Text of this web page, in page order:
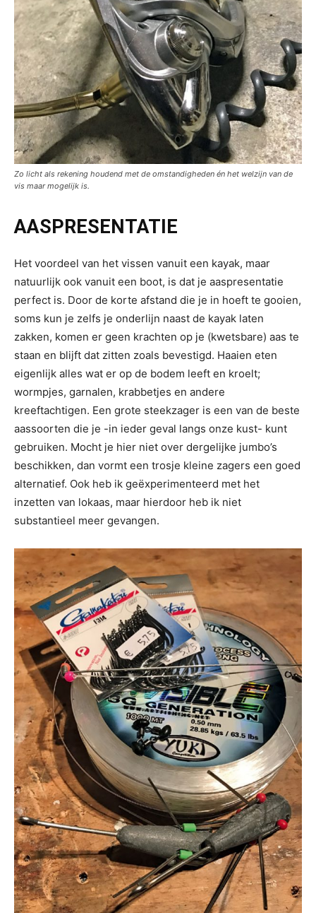
Zo licht als rekening houdend met de omstandigheden én het welzijn van de
vis maar mogelijk is.
AASPRESENTATIE
Het voordeel van het vissen vanuit een kayak, maar
natuurlijk ook vanuit een boot, is dat je aaspresentatie
perfect is. Door de korte afstand die je in hoeft te gooien,
soms kun je zelfs je onderlijn naast de kayak laten
zakken, komen er geen krachten op je (kwetsbare) aas te
staan en blijft dat zitten zoals bevestigd. Haaien eten
eigenlijk alles wat er op de bodem leeft en kroelt;
wormpjes, garnalen, krabbetjes en andere
kreeftachtigen. Een grote steekzager is een van de beste
aassoorten die je -in ieder geval langs onze kust- kunt
gebruiken. Mocht je hier niet over dergelijke jumbo’s
beschikken, dan vormt een trosje kleine zagers een goed
alternatief. Ook heb ik geëxperimenteerd met het
inzetten van lokaas, maar hierdoor heb ik niet
substantieel meer gevangen.